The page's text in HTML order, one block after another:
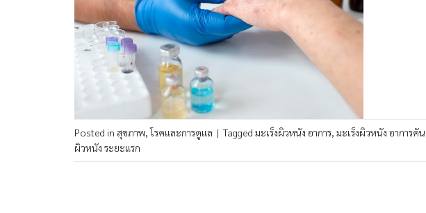
Posted in สุขภาพ ,โรคและการดูแล | Tagged มะเร็งผิวหนัง อาการ มะเร็งผิวหนัง อาการคัน
ผิวหนัง ระยะแรก